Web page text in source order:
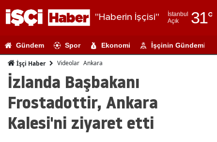
"Haberin İşçisi"
İstanbul
Açık
31°
Adıyaman
Gündem Spor Ekonomi İşçinin Gündemi
İşçi Haber Videolar Ankara
İzlanda Başbakanı
Frostadottir, Ankara
Kalesi'ni ziyaret etti